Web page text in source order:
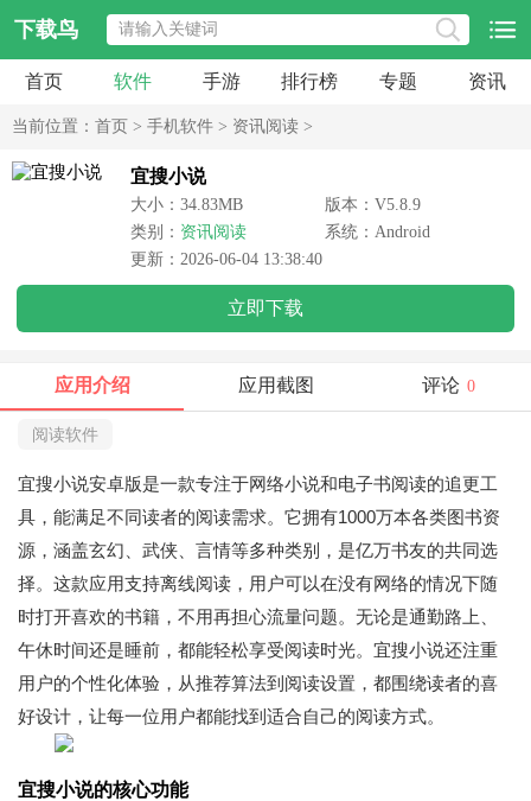
下载鸟
首页 软件 手游 排行榜 专题 资讯
当前位置： 首页 > 手机软件 > 资讯阅读 >
宜搜小说
大小：34.83MB
版本：V5.8.9
类别： 资讯阅读
系统：Android
更新：2026-06-04 13:38:40
立即下载
应用介绍 应用截图 评论 0
阅读软件
宜搜小说安卓版是一款专注于网络小说和电子书阅读的追更工
具，能满足不同读者的阅读需求。它拥有1000万本各类图书资
源，涵盖玄幻、武侠、言情等多种类别，是亿万书友的共同选
择。这款应用支持离线阅读，用户可以在没有网络的情况下随
时打开喜欢的书籍，不用再担心流量问题。无论是通勤路上、
午休时间还是睡前，都能轻松享受阅读时光。宜搜小说还注重
用户的个性化体验，从推荐算法到阅读设置，都围绕读者的喜
好设计，让每一位用户都能找到适合自己的阅读方式。
宜搜小说的核心功能